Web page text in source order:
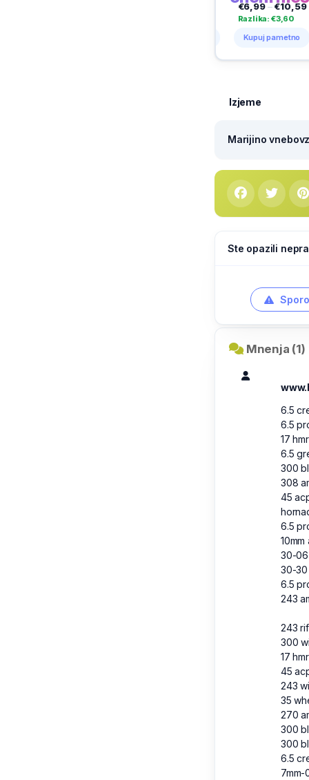
€10,59
Razlika: €3,60
Kupuj pametno
€1,95
Izjeme
Marijino
Ste opazili
Mnenja (1)
6.5
6.5
17 hmr
6.5
300
308
45
6.5
10mm
30-06
30-30
6.5
243
243
300
17
45
243
35
270
300
300
6.5
7mm-